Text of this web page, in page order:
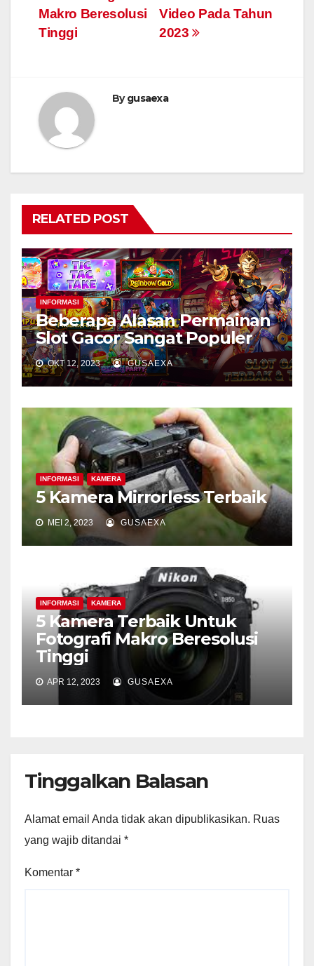
pos
Video Pada Tahun
2023
Makro Beresolusi
Tinggi
Bygusaexa
RELATED POST
INFORMASI
Beberapa Alasan Permainan
Slot Gacor Sangat Populer
OKT 12, 2023 GUSAEXA
INFORMASI KAMERA
5 Kamera Mirrorless Terbaik
MEI 2, 2023 GUSAEXA
INFORMASI KAMERA
5 Kamera Terbaik Untuk
Fotografi Makro Beresolusi
Tinggi
APR 12, 2023 GUSAEXA
Tinggalkan Balasan
Alamat email Anda tidak akan dipublikasikan. Ruas
yang wajib ditandai *
Komentar *